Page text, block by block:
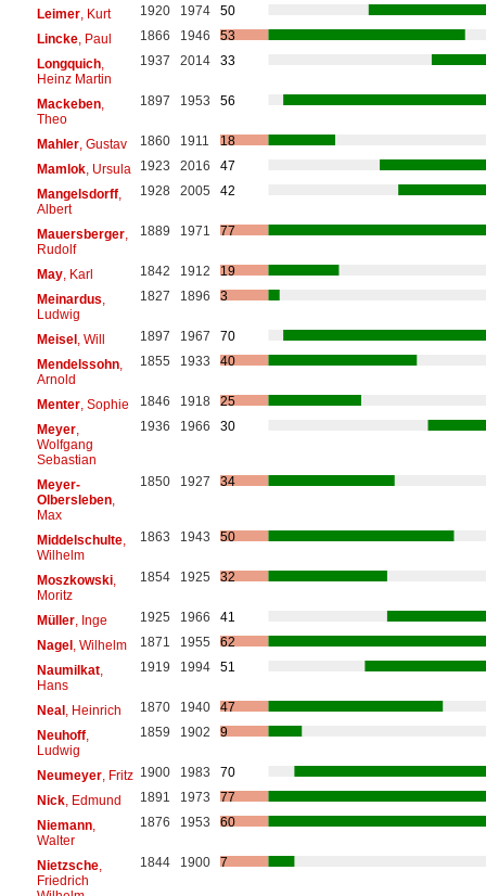
Leimer, Kurt 1920 1974
50
Lincke, Paul 1866 1946
53
Longquich,
Heinz Martin
1937 2014 33
Mackeben,
Theo
1897 1953 56
Mahler, Gustav 1860 1911
18
Mamlok, Ursula 1923 2016
47
Mangelsdorff,
Albert
1928 2005 42
Mauersberger,
Rudolf
1889 1971 77
May, Karl 1842 1912
19
Meinardus
Ludwig
1827 1896 3
Meisel, Will 1897 1967
70
Mendelssohn,
Arnold
1855 1933 40
Menter, Sophie 1846 1918
25
Meyer,
Wolfgang
Sebastian
1936 1966 30
Meyer-
Olbersleben,
Max
1850 1927 34
Middelschulte,
Wilhelm
1863 1943 50
Moszkowski,
Moritz
1854 1925 32
Müller, Inge 1925 1966
41
Nagel, Wilhelm 1871 1955
62
Naumilkat,
Hans
1919 1994 51
Neal, Heinrich 1870 1940
47
Neuhoff,
Ludwig
1859 1902 9
Neumeyer, Fritz 1900 1983
70
Nick, Edmund 1891 1973
77
Niemann,
Walter
1876 1953 60
Nietzsche,
Friedrich
1844 1900 7